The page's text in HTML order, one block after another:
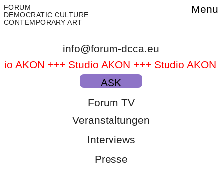
FORUM
DEMOCRATIC CULTURE
CONTEMPORARY ART
Menu
info@forum-dcca.eu
AKON +++ Studio AKON +++ Studio AKON
AKON +++ Studio AKON +++
ASK
Forum TV
Veranstaltungen
Interviews
Presse